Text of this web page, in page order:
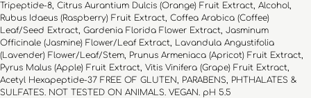
Tripeptide-8, Citrus Aurantium Dulcis (Orange) Fruit Extract, Alcohol,
Rubus Idaeus (Raspberry) Fruit Extract, Coffea Arabica (Coffee)
Leaf/Seed Extract, Gardenia Florida Flower Extract, Jasminum
Officinale (Jasmine) Flower/Leaf Extract, Lavandula Angustifolia
(Lavender) Flower/Leaf/Stem, Prunus Armeniaca (Apricot) Fruit Extract,
Pyrus Malus (Apple) Fruit Extract, Vitis Vinifera (Grape) Fruit Extract,
Acetyl Hexapeptide-37 FREE OF GLUTEN, PARABENS, PHTHALATES &
SULFATES. NOT TESTED ON ANIMALS. VEGAN. pH 5.5